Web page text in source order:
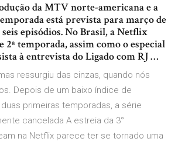
da MTV norte-americana e a
está prevista para março de
seis episódios. No Brasil, a Netflix
2ª temporada, assim como o especial
à entrevista do Ligado com RJ …
ressurgiu das cinzas, quando nós
Depois de um baixo índice de
primeiras temporadas, a série
cancelada A estreia da 3°
na Netflix parece ter se tornado uma